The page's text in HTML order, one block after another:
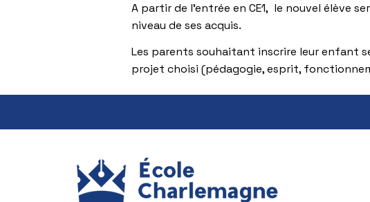
A partir de l’entrée en CE1, le nouvel élève
niveau de ses acquis.
Les parents souhaitant inscrire leur enfant
projet choisi (pédagogie, esprit,